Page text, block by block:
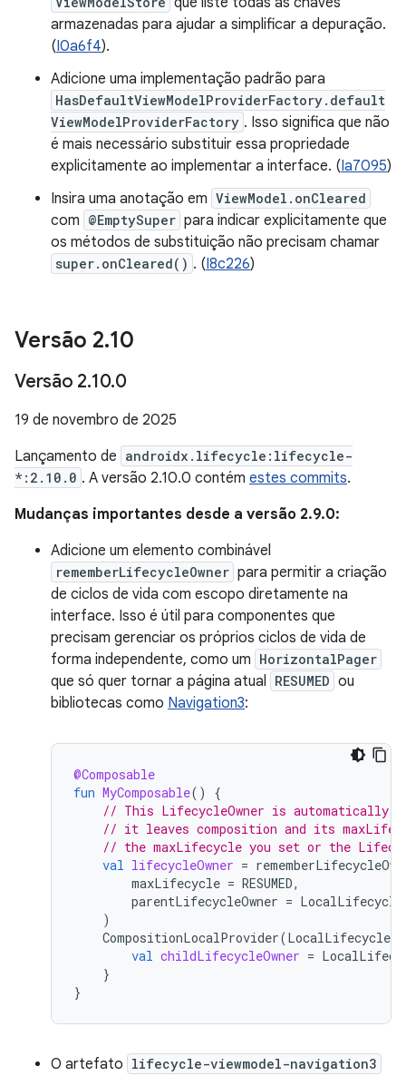
armazenadas para ajudar a simplificar a depuração.
(I0a6f4).
Adicione uma implementação padrão para
HasDefaultViewModelProviderFactory.default
ViewModelProviderFactory . Isso significa que não
é mais necessário substituir essa propriedade
explicitamente ao implementar a interface. (Ia7095)
Insira uma anotação em ViewModel.onCleared
com @EmptySuper para indicar explicitamente que
os métodos de substituição não precisam chamar
super.onCleared() . (I8c226)
Versão 2.10
Versão 2.10.0
19 de novembro de 2025
Lançamento de androidx.lifecycle:lifecycle-
*:2.10.0 . A versão 2.10.0 contém estes commits.
Mudanças importantes desde a versão 2.9.0:
Adicione um elemento combinável
rememberLifecycleOwner para permitir a criação
de ciclos de vida com escopo diretamente na
interface. Isso é útil para componentes que
precisam gerenciar os próprios ciclos de vida de
forma independente, como um HorizontalPager
que só quer tornar a página atual RESUMED ou
bibliotecas como Navigation3:
@Composable
fun MyComposable()
{
// This LifecycleOwner is automatically
// it leaves composition and its
// the maxLifecycle you set or the
val lifecycleOwner =
maxLifecycle = RESUMED,
parentLifecycleOwner =
)
CompositionLocalProvider(
val childLifecycleOwner =
}
}
O artefato lifecycle-viewmodel-navigation3